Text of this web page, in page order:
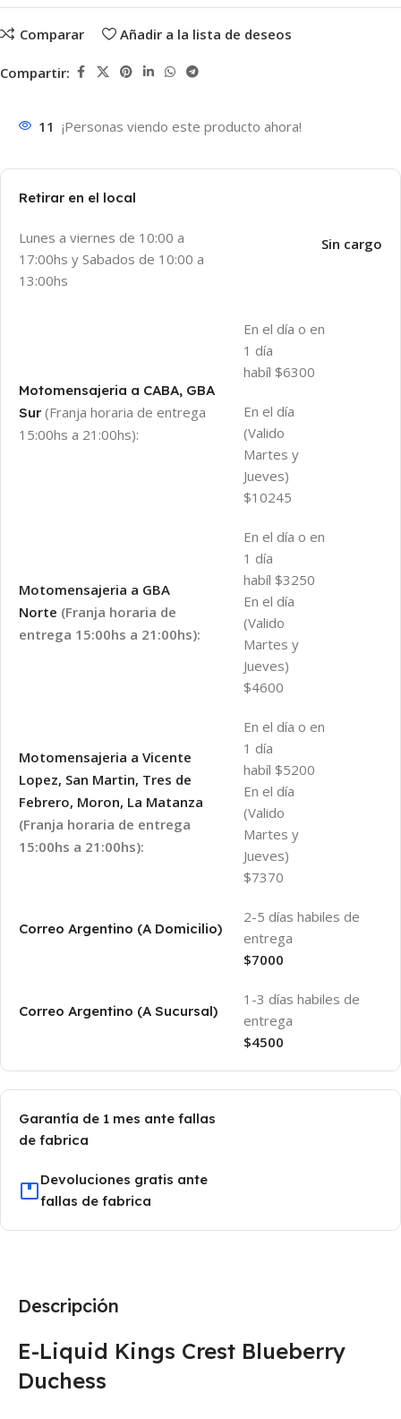
Comparar Añadir a la lista de deseos
Compartir:
11 ¡Personas viendo este producto ahora!
Retirar en el local
Lunes a viernes de 10:00 a
17:00hs y Sabados de 10:00 a
13:00hs
Sin cargo
Motomensajeria a CABA, GBA
Sur (Franja horaria de entrega
15:00hs a 21:00hs):
En el día o en
1 día
habíl $6300
En el día
(Valido
Martes y
Jueves)
$10245
Motomensajeria a GBA
Norte (Franja horaria de
entrega 15:00hs a 21:00hs):
En el día o en
1 día
habíl $3250
En el día
(Valido
Martes y
Jueves)
$4600
Motomensajeria a Vicente
Lopez, San Martin, Tres de
Febrero, Moron, La Matanza
(Franja horaria de entrega
15:00hs a 21:00hs):
En el día o en
1 día
habíl $5200
En el día
(Valido
Martes y
Jueves)
$7370
Correo Argentino (A Domicilio)
2-5 días habiles de
entrega
$7000
Correo Argentino (A Sucursal)
1-3 días habiles de
entrega
$4500
Garantía de 1 mes ante fallas
de fabrica
Devoluciones gratis ante
fallas de fabrica
Descripción
E-Liquid Kings Crest Blueberry
Duchess